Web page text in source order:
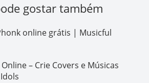
gostar também
online grátis | Musicful
– Crie Covers e Músicas